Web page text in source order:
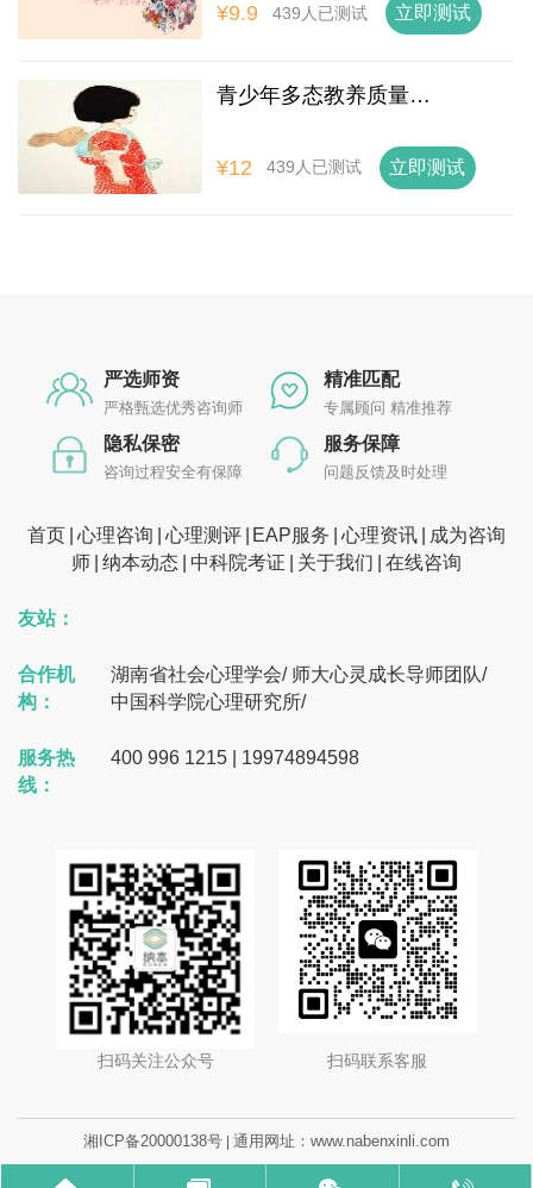
¥9.9 439人已测试 立即测试
青少年多态教养质量评估心理测试
¥12 439人已测试 立即测试
严选师资
严格甄选优秀咨询师
精准匹配
专属顾问 精准推荐
隐私保密
咨询过程安全有保障
服务保障
问题反馈及时处理
首页 心理咨询 心理测评 EAP服务 心理资讯
成为咨询
师 纳本动态 中科院考证 关于我们 在线咨询
友站：
合作机
构：
湖南省社会心理学会/ 师大心灵成长导师团队/
中国科学院心理研究所/
服务热
线：
400 996 1215 | 19974894598
扫码关注公众号 扫码联系客服
湘ICP备20000138号 通用网址：www.nabenxinli.com